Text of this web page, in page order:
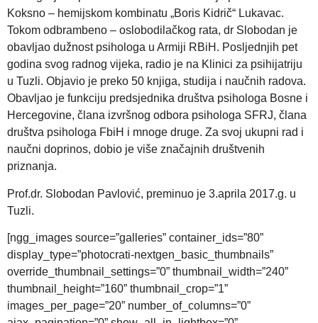
Koksno – hemijskom kombinatu „Boris Kidrič“ Lukavac.
Tokom odbrambeno – oslobodilačkog rata, dr Slobodan je
obavljao dužnost psihologa u Armiji RBiH. Posljednjih pet
godina svog radnog vijeka, radio je na Klinici za psihijatriju
u Tuzli. Objavio je preko 50 knjiga, studija i naučnih radova.
Obavljao je funkciju predsjednika društva psihologa Bosne i
Hercegovine, člana izvršnog odbora psihologa SFRJ, člana
društva psihologa FbiH i mnoge druge. Za svoj ukupni rad i
naučni doprinos, dobio je više značajnih društvenih
priznanja.
Prof.dr. Slobodan Pavlović, preminuo je 3.aprila 2017.g. u
Tuzli.
[ngg_images source=”galleries” container_ids=”80”
display_type=”photocrati-nextgen_basic_thumbnails”
override_thumbnail_settings=”0” thumbnail_width=”240”
thumbnail_height=”160” thumbnail_crop=”1”
images_per_page=”20” number_of_columns=”0”